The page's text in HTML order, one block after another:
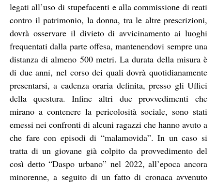
legati all’uso di stupefacenti e alla commissione di reati
contro il patrimonio, la donna, tra le altre prescrizioni,
dovrà osservare il divieto di avvicinamento ai luoghi
frequentati dalla parte offesa, mantenendovi sempre una
distanza di almeno 500 metri. La durata della misura è
di due anni, nel corso dei quali dovrà quotidianamente
presentarsi, a cadenza oraria definita, presso gli Uffici
della questura. Infine altri due provvedimenti che
mirano a contenere la pericolosità sociale, sono stati
emessi nei confronti di alcuni ragazzi che hanno avuto a
che fare con episodi di “malamovida”. In un caso si
tratta di un giovane già colpito da provvedimento del
così detto “Daspo urbano” nel 2022, all’epoca ancora
minorenne, a seguito di un fatto di cronaca avvenuto